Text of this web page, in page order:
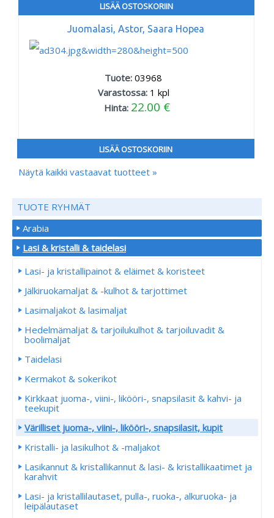
LISÄÄ OSTOSKORIIN
Juomalasi, Astor, Saara Hopea
Tuote:03968
Varastossa: 1 kpl
Hinta: 22.00 €
LISÄÄ OSTOSKORIIN
Näytä kaikki vastaavat tuotteet »
TUOTE RYHMÄT
Arabia
Lasi & kristalli & taidelasi
Lasi- ja kristallipainot & eläimet & koristeet
Jälkiruokamaljat & -kulhot & tarjottimet
Lasimaljakot & lasimaljat
Hedelmämaljat & tarjoilukulhot & tarjoiluvadit &
boolimaljat
Taidelasi
Kermakot & sokerikot
Kirkkaat juoma-, viini-, likööri-, snapsilasit & kahvi- ja
teekupit
Värilliset juoma-, viini-, likööri-, snapsilasit, kupit
Kristalli- ja lasikulhot & -maljakot
Lasikannut & kristallikannut & lasi- & kristallikaatimet ja
karahvit
Lasi- ja kristallilautaset, pulla-, ruoka-, alkuruoka- ja
leipälautaset